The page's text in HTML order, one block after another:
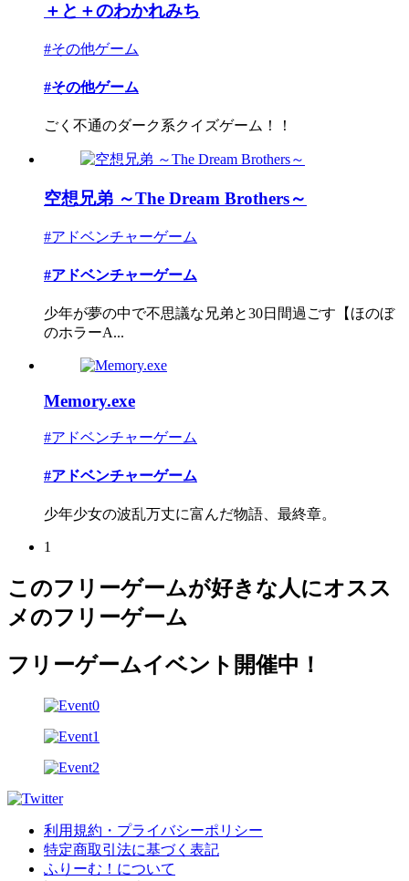
＋と＋のわかれみち
#その他ゲーム
#その他ゲーム
ごく不通のダーク系クイズゲーム！！
空想兄弟 ～The Dream Brothers～
#アドベンチャーゲーム
#アドベンチャーゲーム
少年が夢の中で不思議な兄弟と30日間過ごす【ほのぼ
のホラーA...
Memory.exe
#アドベンチャーゲーム
#アドベンチャーゲーム
少年少女の波乱万丈に富んだ物語、最終章。
1
このフリーゲームが好きな人にオスス
メのフリーゲーム
フリーゲームイベント開催中！
利用規約・プライバシーポリシー
特定商取引法に基づく表記
ふりーむ！について